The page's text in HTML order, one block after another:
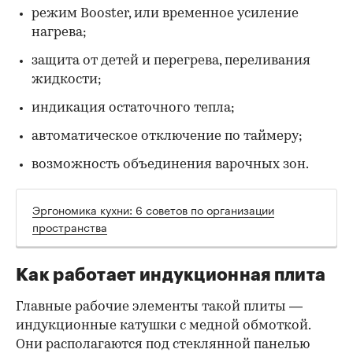
режим Booster, или временное усиление
нагрева;
защита от детей и перегрева, переливания
жидкости;
индикация остаточного тепла;
автоматическое отключение по таймеру;
возможность объединения варочных зон.
Эргономика кухни: 6 советов по организации
пространства
Как работает индукционная плита
Главные рабочие элементы такой плиты —
индукционные катушки с медной обмоткой.
Они располагаются под стеклянной панелью